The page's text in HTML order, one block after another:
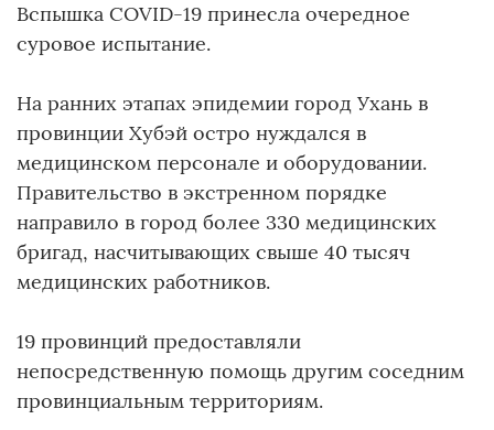
Вспышка COVID-19 принесла очередное
суровое испытание.
На ранних этапах эпидемии город Ухань в
провинции Хубэй остро нуждался в
медицинском персонале и оборудовании.
Правительство в экстренном порядке
направило в город более 330 медицинских
бригад, насчитывающих свыше 40 тысяч
медицинских работников.
19 провинций предоставляли
непосредственную помощь другим соседним
провинциальным территориям.